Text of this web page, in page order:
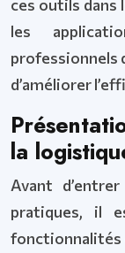
ces outils
les
professionnels
d’améliorer
la
Avant
pratiques, il
fonctionnalités